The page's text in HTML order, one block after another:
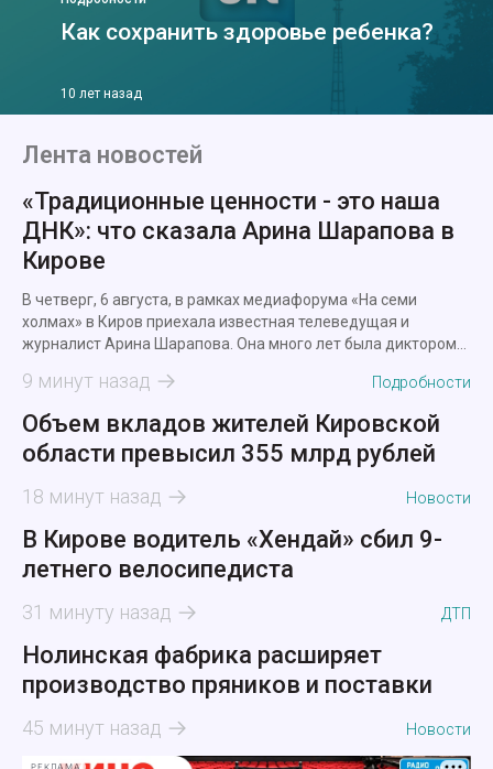
Как сохранить здоровье ребенка?
10 лет назад
Лента новостей
«Традиционные ценности - это наша
ДНК»: что сказала Арина Шарапова в
Кирове
В четверг, 6 августа, в рамках медиафорума «На семи
холмах» в Киров приехала известная телеведущая и
журналист Арина Шарапова. Она много лет была диктором
канале.
9 минут назад Подробности
Объем вкладов жителей Кировской
области превысил 355 млрд рублей
18 минут назад Новости
В Кирове водитель «Хендай» сбил 9-
летнего велосипедиста
31 минуту назад ДТП
Нолинская фабрика расширяет
производство пряников и поставки
45 минут назад Новости